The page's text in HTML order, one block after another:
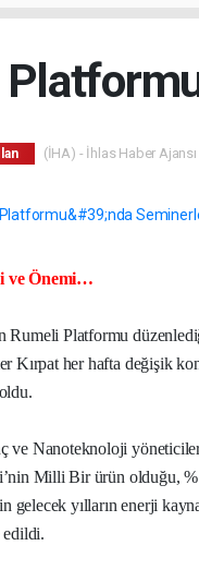
(İHA) - İhlas Haber
ve Önemi…
Rumeli Platformu
Kırpat her hafta değişik
ve Nanoteknoloji
Milli Bir ürün olduğu, %
gelecek yılların enerji
edildi.